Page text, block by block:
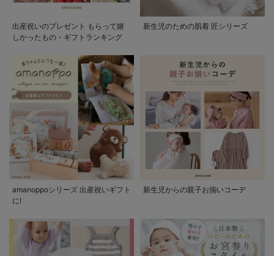
出産祝いのプレゼント もらって嬉
しかったもの・ギフトランキング
新生児のための肌着 匠シリーズ
amanoppoシリーズ 出産祝いギフト
に!
新生児からの親子お揃いコーデ